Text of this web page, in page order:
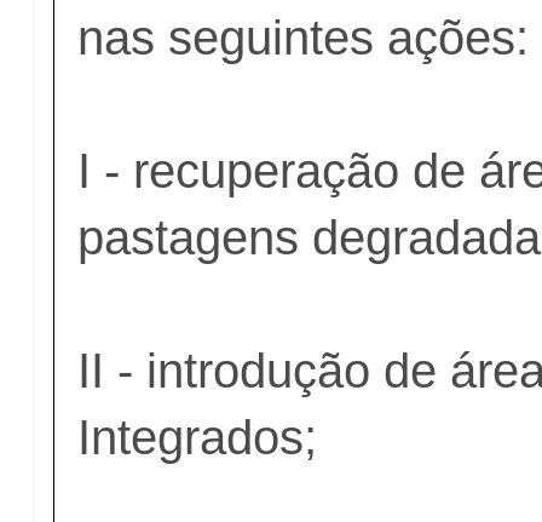
nas seguintes ações:
I - recuperação de
pastagens
II - introdução de
Integrados;